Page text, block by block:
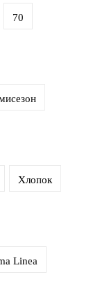
70
Хлопок
Linea